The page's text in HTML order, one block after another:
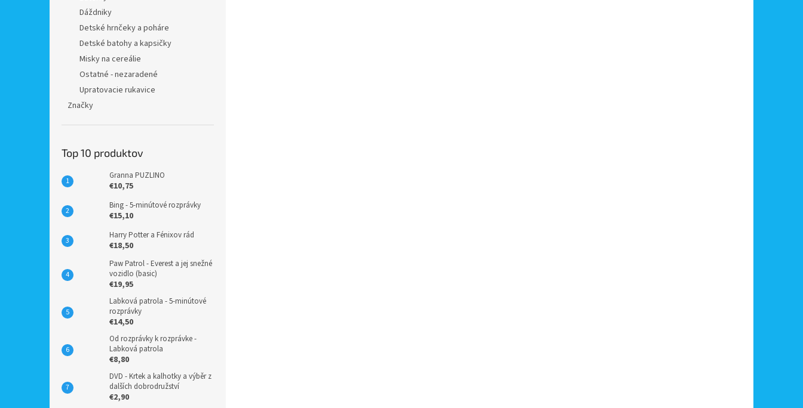
Dáždniky
Detské hrnčeky a poháre
Detské batohy a kapsičky
Misky na cereálie
Ostatné - nezaradené
Upratovacie rukavice
Značky
Top 10 produktov
Granna PUZLINO
€10,75
Bing - 5-minútové rozprávky
€15,10
Harry Potter a Fénixov rád
€18,50
Paw Patrol - Everest a jej snežné
vozidlo (basic)
€19,95
Labková patrola - 5-minútové
rozprávky
€14,50
Od rozprávky k rozprávke -
Labková patrola
€8,80
DVD - Krtek a kalhotky a výběr z
dalších dobrodružství
€2,90